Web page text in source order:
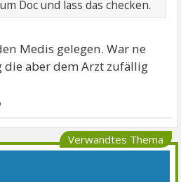
Doc und lass das checken.
Medis gelegen. War ne
aber dem Arzt zufällig
Verwandtes Thema